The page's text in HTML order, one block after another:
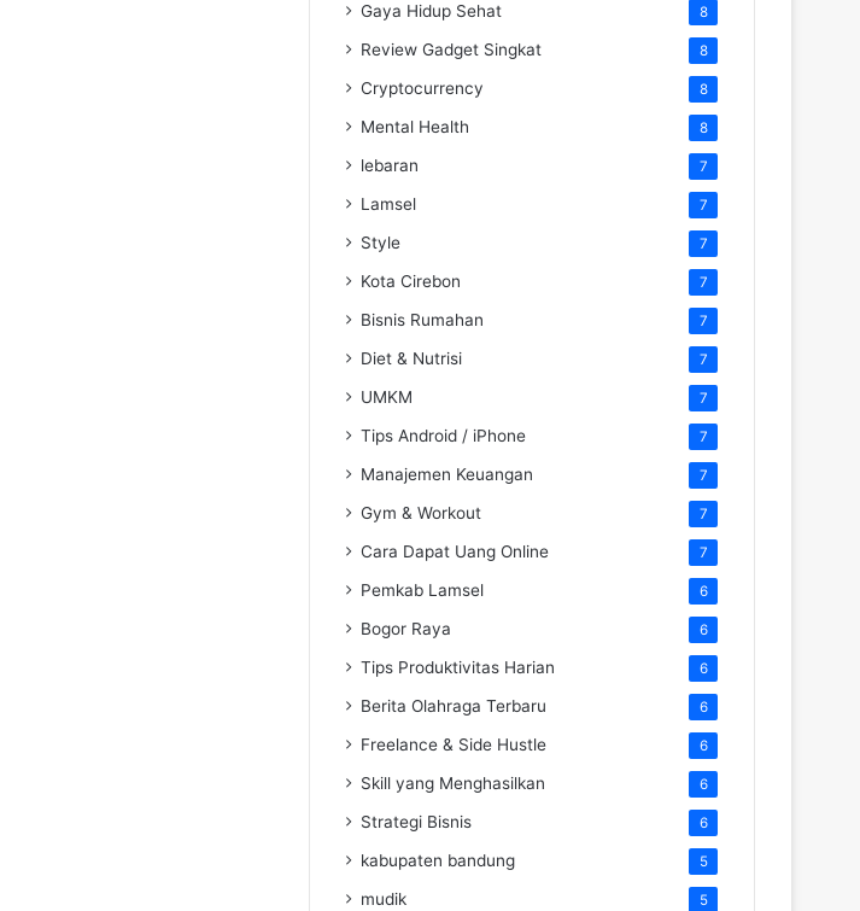
Gaya Hidup Sehat 8
Review Gadget Singkat 8
Cryptocurrency 8
Mental Health 8
lebaran 7
Lamsel 7
Style 7
Kota Cirebon 7
Bisnis Rumahan 7
Diet & Nutrisi 7
UMKM 7
Tips Android / iPhone 7
Manajemen Keuangan 7
Gym & Workout 7
Cara Dapat Uang Online 7
Pemkab Lamsel 6
Bogor Raya 6
Tips Produktivitas Harian 6
Berita Olahraga Terbaru 6
Freelance & Side Hustle 6
Skill yang Menghasilkan 6
Strategi Bisnis 6
kabupaten bandung 5
mudik 5